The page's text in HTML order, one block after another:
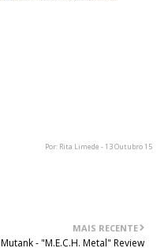
Por: Rita Limede - 13 Outubro 15
MAIS RECENTE
Mutank - "M.E.C.H. Metal" Review